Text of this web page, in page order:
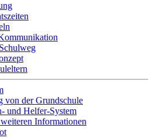
von der Grundschule
und Helfer-System
Informationen